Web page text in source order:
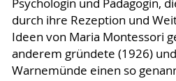
Psychologin und Pädagogin,
durch ihre Rezeption und
Ideen von Maria Montessori
anderem gründete (1926)
Warnemünde einen so